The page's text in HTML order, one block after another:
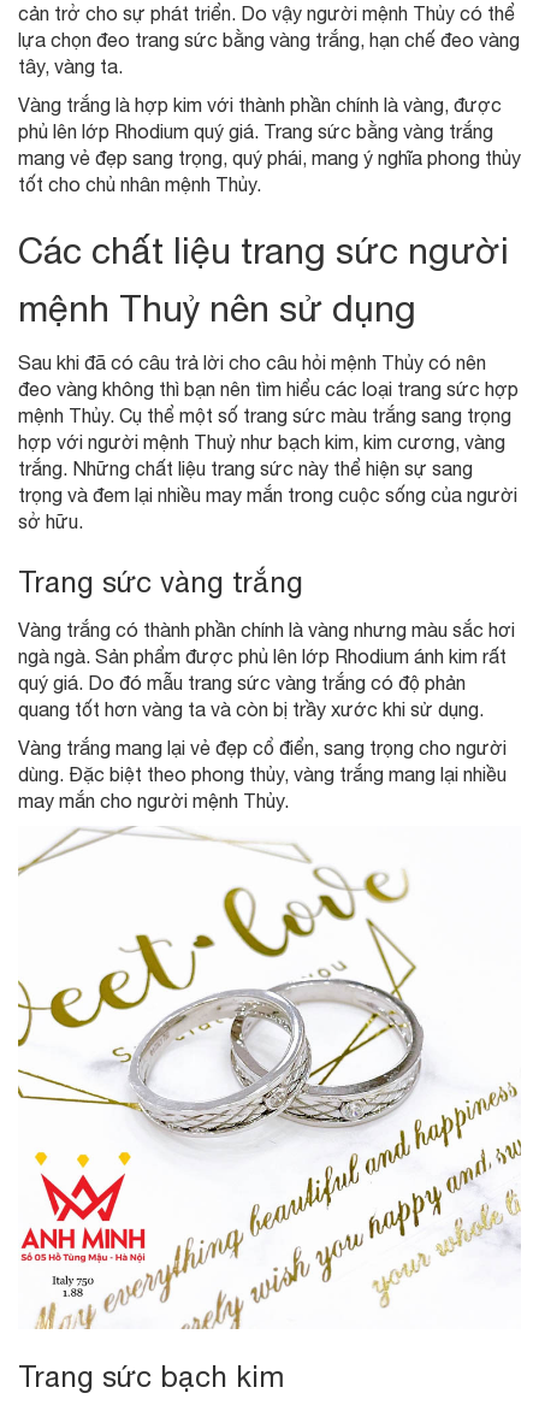
cản trở cho sự phát triển. Do vậy người mệnh Thủy có thể
lựa chọn đeo trang sức bằng vàng trắng, hạn chế đeo vàng
tây, vàng ta.
Vàng trắng là hợp kim với thành phần chính là vàng, được
phủ lên lớp Rhodium quý giá. Trang sức bằng vàng trắng
mang vẻ đẹp sang trọng, quý phái, mang ý nghĩa phong thủy
tốt cho chủ nhân mệnh Thủy.
Các chất liệu trang sức người
mệnh Thuỷ nên sử dụng
Sau khi đã có câu trả lời cho câu hỏi mệnh Thủy có nên
đeo vàng không thì bạn nên tìm hiểu các loại trang sức hợp
mệnh Thủy. Cụ thể một số trang sức màu trắng sang trọng
hợp với người mệnh Thuỷ như bạch kim, kim cương, vàng
trắng. Những chất liệu trang sức này thể hiện sự sang
trọng và đem lại nhiều may mắn trong cuộc sống của người
sở hữu.
Trang sức vàng trắng
Vàng trắng có thành phần chính là vàng nhưng màu sắc hơi
ngà ngà. Sản phẩm được phủ lên lớp Rhodium ánh kim rất
quý giá. Do đó mẫu trang sức vàng trắng có độ phản
quang tốt hơn vàng ta và còn bị trầy xước khi sử dụng.
Vàng trắng mang lại vẻ đẹp cổ điển, sang trọng cho người
dùng. Đặc biệt theo phong thủy, vàng trắng mang lại nhiều
may mắn cho người mệnh Thủy.
Trang sức bạch kim